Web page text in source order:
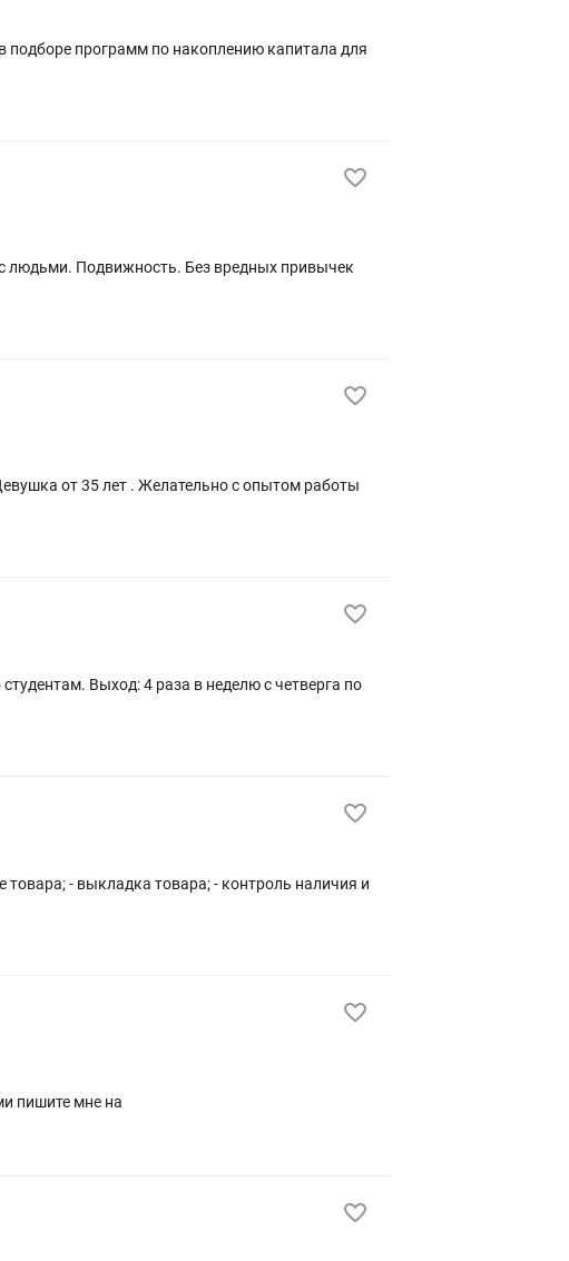
подборе программ по накоплению капитала для
людьми. Подвижность. Без вредных привычек
от 35 лет . Желательно с опытом работы
Выход: 4 раза в неделю с четверга по
работать с клиентами пишите мне на